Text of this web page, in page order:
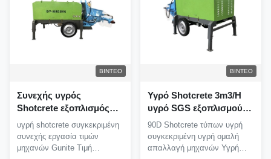
ΒΊΝΤΕΟ
Συνεχής υγρός
Shotcrete εξοπλισμός
μηχανών 22kw
Shotcreting
υγρή shotcrete συγκεκριμένη
συνεχής εργασία τιμών
μηχανών Gunite Τιμή
ΒΊΝΤΕΟ
Υγρό Shotcrete 3m3/H
υγρό SGS εξοπλισμού
Shotcrete σκυρόδεμα
αντλιών
90D Shotcrete τύπων υγρή
συγκεκριμένη υγρή ομαλή
απαλλαγή μηχανών Υγρή